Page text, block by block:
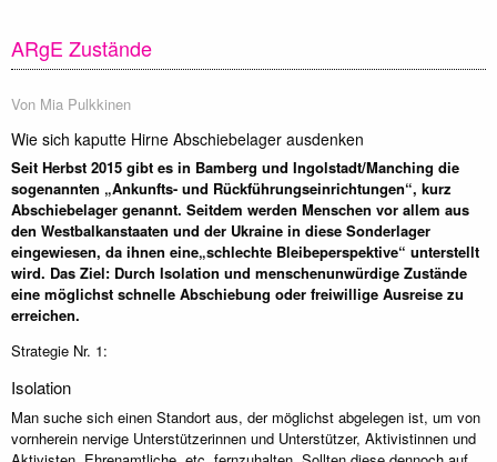
ARgE Zustände
Von Mia Pulkkinen
Wie sich kaputte Hirne Abschiebelager ausdenken
Seit Herbst 2015 gibt es in Bamberg und Ingolstadt/Manching die
sogenannten „Ankunfts- und Rückführungseinrichtungen“, kurz
Abschiebelager genannt. Seitdem werden Menschen vor allem aus
den Westbalkanstaaten und der Ukraine in diese Sonderlager
eingewiesen, da ihnen eine„schlechte Bleibeperspektive“ unterstellt
wird. Das Ziel: Durch Isolation und menschenunwürdige Zustände
eine möglichst schnelle Abschiebung oder freiwillige Ausreise zu
erreichen.
Strategie Nr. 1:
Isolation
Man suche sich einen Standort aus, der möglichst abgelegen ist, um von
vornherein nervige Unterstützerinnen und Unterstützer, Aktivistinnen und